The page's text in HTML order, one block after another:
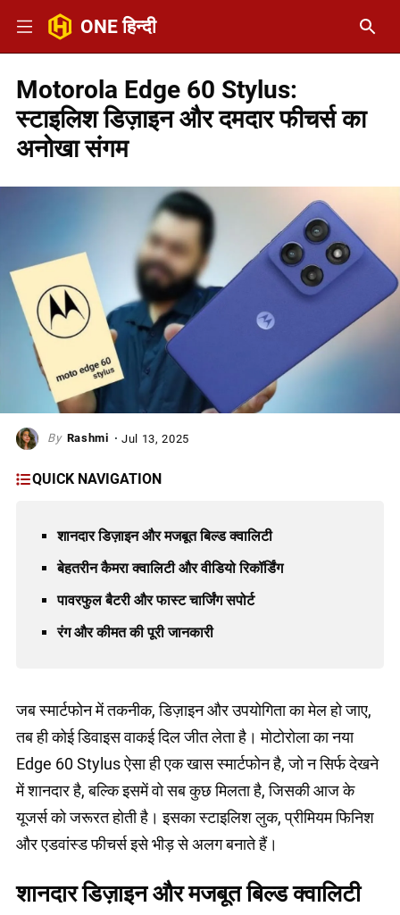
ONE हिन्दी
Motorola Edge 60 Stylus:
स्टाइलिश डिज़ाइन और दमदार फीचर्स का
अनोखा संगम
Rashmi Jul 13, 2025
QUICK NAVIGATION
शानदार डिज़ाइन और मजबूत बिल्ड क्वालिटी
बेहतरीन कैमरा क्वालिटी और वीडियो रिकॉर्डिंग
पावरफुल बैटरी और फास्ट चार्जिंग सपोर्ट
रंग और कीमत की पूरी जानकारी
जब स्मार्टफोन में तकनीक, डिज़ाइन और उपयोगिता का मेल हो जाए,
तब ही कोई डिवाइस वाकई दिल जीत लेता है। मोटोरोला का नया
Edge 60 Stylus ऐसा ही एक खास स्मार्टफोन है, जो न सिर्फ देखने
में शानदार है, बल्कि इसमें वो सब कुछ मिलता है, जिसकी आज के
यूजर्स को जरूरत होती है। इसका स्टाइलिश लुक, प्रीमियम फिनिश
और एडवांस्ड फीचर्स इसे भीड़ से अलग बनाते हैं।
शानदार डिज़ाइन और मजबूत बिल्ड क्वालिटी